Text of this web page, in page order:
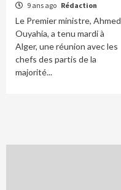
9 ans ago Rédaction
Le Premier ministre, Ahmed
Ouyahia, a tenu mardi à
Alger, une réunion avec les
chefs des partis de la
majorité...